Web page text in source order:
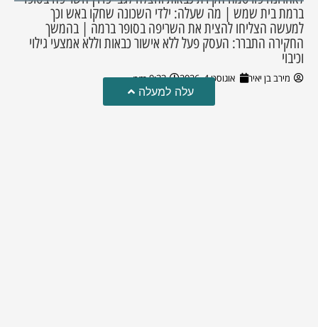
ברמת בית שמש | מה שעלה: ילדי השכונה שחקו באש וכך
למעשה הצליחו להצית את השריפה בסופר ברמה | בהמשך
החקירה התברר: העסק פעל ללא אישור כבאות וללא אמצעי גילוי
וכיבוי
מירב בן יאיר אוגוסט 4, 2026 9:33 pm
עלה למעלה